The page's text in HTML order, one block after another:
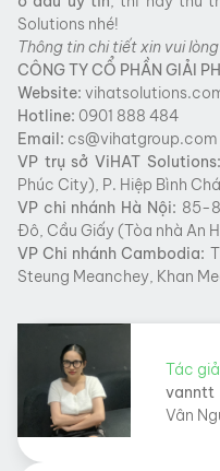
Solutions nhé!
Thông tin chi tiết xin vui lòng
CÔNG TY CỔ PHẦN GIẢI
Website:
Hotline: 0901 888 484
Email: cs@vihatgroup.com
VP trụ sởViHAT Solutions:
Phúc City), P. Hiệp Bình
VP chi nhánh Hà Nội: 85-
Đô, Cầu Giấy (Tòa nhà An
VP Chi nhánh Cambodia:
Steung Meanchey, Khan
Tác giả
vanntt
Vân